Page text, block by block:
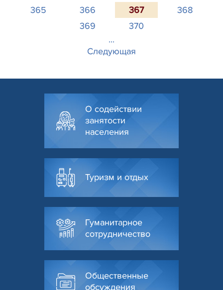
365
366 367
368
369
370
...
Следующая
О содействии
занятости
населения
Туризм и отдых
Гуманитарное
сотрудничество
Общественные
обсуждения